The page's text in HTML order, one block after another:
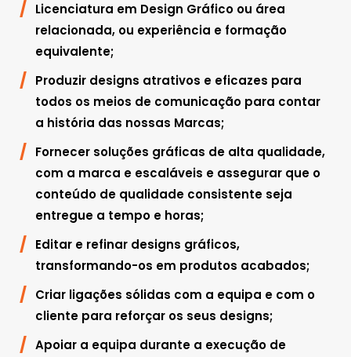
Licenciatura em Design Gráfico ou área
relacionada, ou experiência e formação
equivalente;
Produzir designs atrativos e eficazes para
todos os meios de comunicação para contar
a história das nossas Marcas;
Fornecer soluções gráficas de alta qualidade,
com a marca e escaláveis e assegurar que o
conteúdo de qualidade consistente seja
entregue a tempo e horas;
Editar e refinar designs gráficos,
transformando-os em produtos acabados;
Criar ligações sólidas com a equipa e com o
cliente para reforçar os seus designs;
Apoiar a equipa durante a execução de